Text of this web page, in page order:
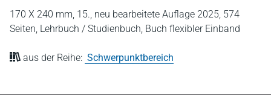
170 X 240 mm, 15., neu bearbeitete Auflage 2025, 574
Seiten, Lehrbuch / Studienbuch, Buch flexibler Einband
aus der Reihe: Schwerpunktbereich